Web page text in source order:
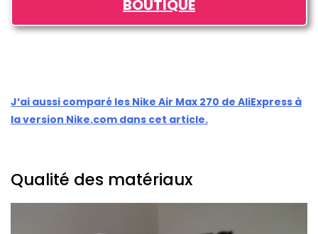
BOUTIQUE
J’ai aussi comparé les Nike Air Max 270 de AliExpress à
la version Nike.com dans cet article.
Qualité des matériaux